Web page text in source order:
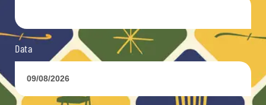
Data